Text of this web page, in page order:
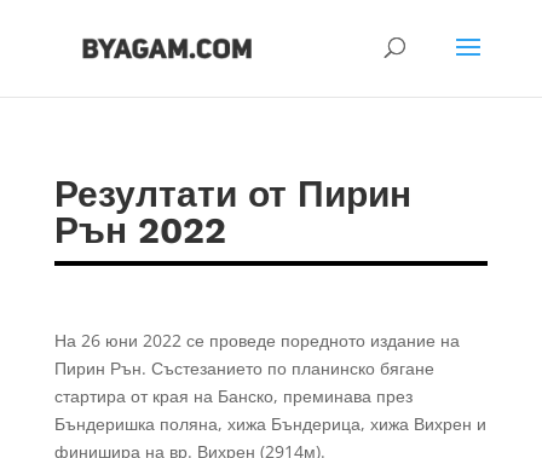
Резултати от Пирин
Рън 2022
На 26 юни 2022 се проведе поредното издание на
Пирин Рън. Състезанието по планинско бягане
стартира от края на Банско, преминава през
Бъндеришка поляна, хижа Бъндерица, хижа Вихрен и
финишира на вр. Вихрен (2914м).